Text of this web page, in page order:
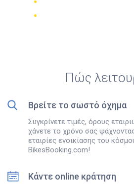
Πώς
Βρείτε το σωστό όχημα
Συγκρίνετε τιμές, όρους
χάνετε το χρόνο σας
εταιρίες ενοικίασης του
BikesBooking.com!
Κάντε online κράτηση